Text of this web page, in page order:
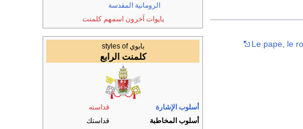
الرومانية المقدسة
پاپوات آخرون اسمهم كلمنت
بابوي styles of
كلمنت الرابع
أسلوب الإشارة
قداسته
أسلوب المخاطبة
قداستك
Le pape, le